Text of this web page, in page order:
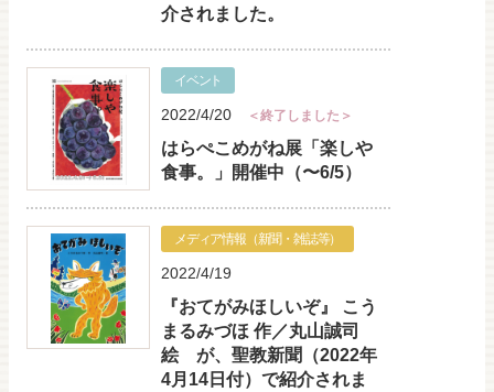
介されました。
イベント
2022/4/20 ＜終了しました＞
はらぺこめがね展「楽しや
食事。」開催中（〜6/5）
メディア情報（新聞・雑誌等）
2022/4/19
『おてがみほしいぞ』 こう
まるみづほ 作／丸山誠司
絵 が、聖教新聞（2022年
4月14日付）で紹介されま